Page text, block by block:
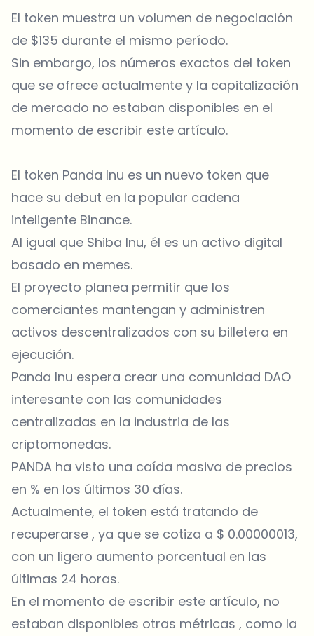
El token muestra un volumen de negociación
de $135 durante el mismo período.
Sin embargo, los números exactos del token
que se ofrece actualmente y la capitalización
de mercado no estaban disponibles en el
momento de escribir este artículo.
El token Panda Inu es un nuevo token que
hace su debut en la popular cadena
inteligente Binance.
Al igual que Shiba Inu, él es un activo digital
basado en memes.
El proyecto planea permitir que los
comerciantes mantengan y administren
activos descentralizados con su billetera en
ejecución.
Panda Inu espera crear una comunidad DAO
interesante con las comunidades
centralizadas en la industria de las
criptomonedas.
PANDA ha visto una caída masiva de precios
en % en los últimos 30 días.
Actualmente, el token está tratando de
recuperarse , ya que se cotiza a $ 0.00000013,
con un ligero aumento porcentual en las
últimas 24 horas.
En el momento de escribir este artículo, no
estaban disponibles otras métricas , como la